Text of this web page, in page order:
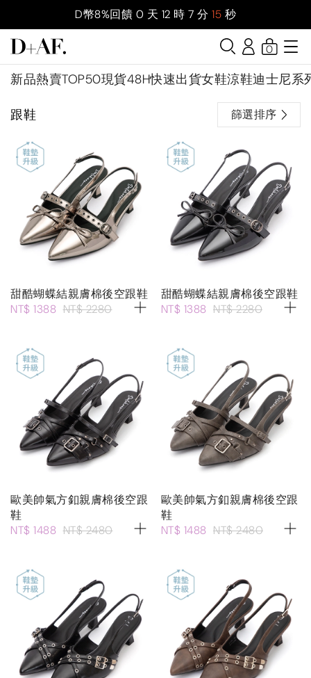
D幣8%回饋 0 天 12 時 7 分 15 秒
新品熱賣TOP50現貨48H快速出貨女鞋涼鞋迪士尼系
0
跟鞋 篩選排序
甜酷蝴蝶結親膚棉後空跟鞋
NT$ 1388 NT$ 2280
甜酷蝴蝶結親膚棉後空跟鞋
NT$ 1388 NT$ 2280
歐美帥氣方釦親膚棉後空跟
鞋
NT$ 1488 NT$ 2480
歐美帥氣方釦親膚棉後空跟
鞋
NT$ 1488 NT$ 2480